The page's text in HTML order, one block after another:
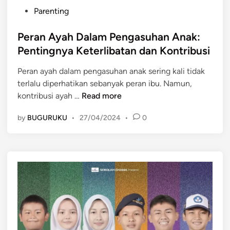
s
t
d
i
n
Parenting
Peran Ayah Dalam Pengasuhan Anak:
Pentingnya Keterlibatan dan Kontribusi
Peran ayah dalam pengasuhan anak sering kali tidak
terlalu diperhatikan sebanyak peran ibu. Namun,
kontribusi ayah … P
r
y
a
h
D
a
Read more
by BUGURUKU • 27/04/2024 • 0